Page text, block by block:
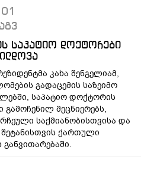
01
აგვ
საპატიო დოქტორები
კახა შენგელიამ,
გადაცემის საზეიმო
საპატიო დოქტორის
მეცნიერებს,
საქმიანობისთვისა და
ქართული